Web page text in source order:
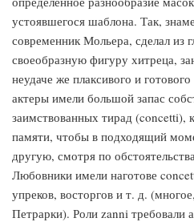
устоявшегося шаблона. Так,
современник Мольера, сделал из
своеобразную фигуру хитреца,
неудаче же плаксивого и
актеры имели большой запас
заимствованных тирад (concetti),
памяти, чтобы в подходящий
другую, смотря по
Любовники имели наготове
упреков, восторгов и т. д.
Петрарки). Роли zanni требовали